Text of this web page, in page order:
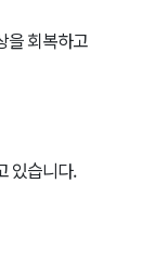
을 회복하고
있습니다.